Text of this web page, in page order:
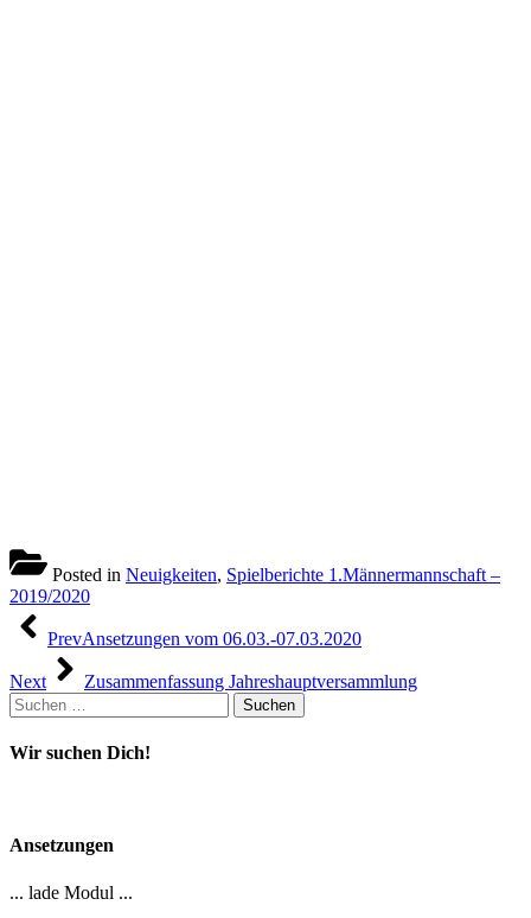
Posted in Neuigkeiten, Spielberichte 1.Männermannschaft –
2019/2020
Beitragsnavigation
PrevAnsetzungen vom 06.03.-07.03.2020
Next
Zusammenfassung Jahreshauptversammlung
Suchen
nach:
Wir suchen Dich!
Ansetzungen
... lade Modul ...